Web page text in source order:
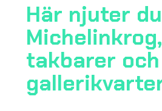
Här njuter
Michelinkrog,
takbarer och